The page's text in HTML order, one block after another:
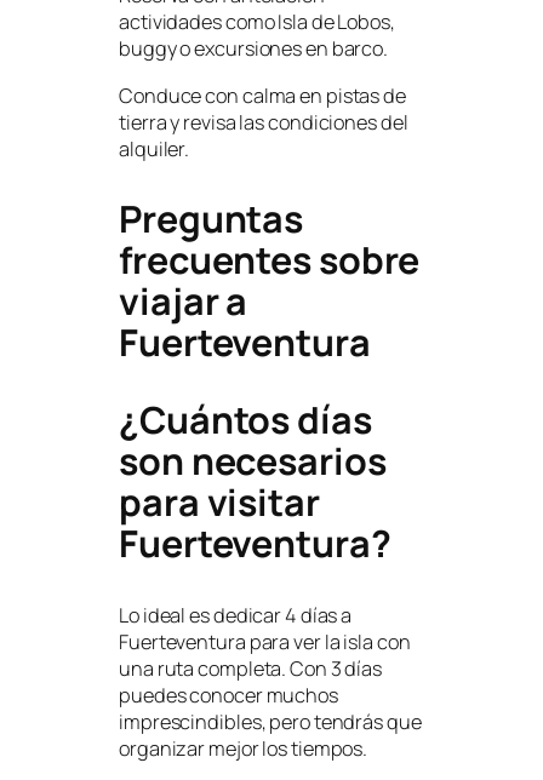
actividades como Isla de Lobos,
buggy o excursiones en barco.
Conduce con calma en pistas de
tierra y revisa las condiciones del
alquiler.
Preguntas
frecuentes sobre
viajar a
Fuerteventura
¿Cuántos días
son necesarios
para visitar
Fuerteventura?
Lo ideal es dedicar 4 días a
Fuerteventura para ver la isla con
una ruta completa. Con 3 días
puedes conocer muchos
imprescindibles, pero tendrás que
organizar mejor los tiempos.